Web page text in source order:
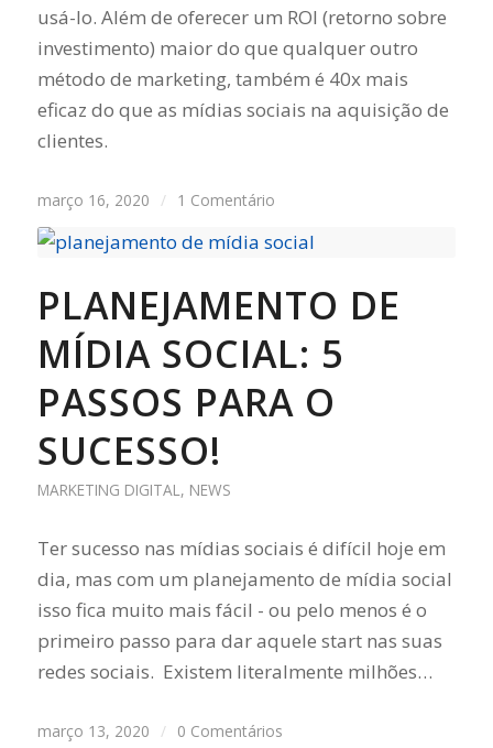
usá-lo. Além de oferecer um ROI (retorno sobre
investimento) maior do que qualquer outro
método de marketing, também é 40x mais
eficaz do que as mídias sociais na aquisição de
clientes.
março 16, 2020 / 1 Comentário
PLANEJAMENTO DE
MÍDIA SOCIAL: 5
PASSOS PARA O
SUCESSO!
MARKETING DIGITAL , NEWS
Ter sucesso nas mídias sociais é difícil hoje em
dia, mas com um planejamento de mídia social
isso fica muito mais fácil - ou pelo menos é o
primeiro passo para dar aquele start nas suas
redes sociais. Existem literalmente milhões…
março 13, 2020 / 0 Comentários